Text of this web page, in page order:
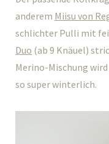
anderem Miisu von
schlichter Pulli mit
Duo (ab 9 Knäuel)
Merino-Mischung
so super winterlich.